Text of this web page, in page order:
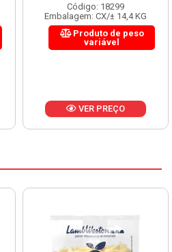
Código: 18299
Embalagem: CX/± 14,4 KG
Produto de peso
variável
VER PREÇO